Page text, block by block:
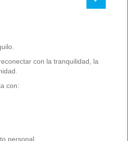
con la tranquilidad, la
con:
personal.